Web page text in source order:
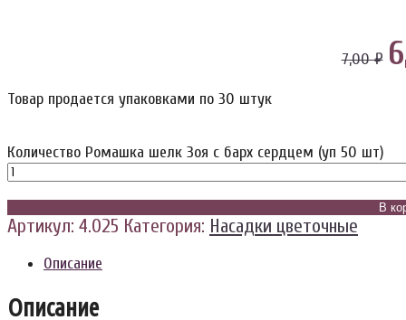
7,00 ₽
Товар продается упаковками по 30 штук
Количество Ромашка шелк Зоя с барх сердцем (уп 50 шт)
В
Артикул: 4.025 Категория: Насадки цветочные
Описание
Описание